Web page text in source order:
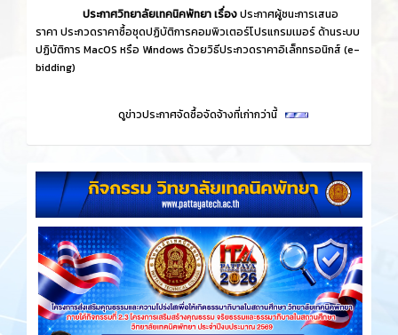
ประกาศวิทยาลัยเทคนิคพัทยา เรื่องประกาศผู้ชนะการเสนอ
ราคา ประกวดราคาซื้อชุดปฏิบัติการคอมพิวเตอร์โปรแกรมเมอร์ ด้านระบบ
ปฏิบัติการ MacOS หรือ Windows ด้วยวิธีประกวดราคาอิเล็กทรอนิกส์ (e-
bidding)
ดูข่าวประกาศจัดซื้อจัดจ้างที่เก่ากว่านี้